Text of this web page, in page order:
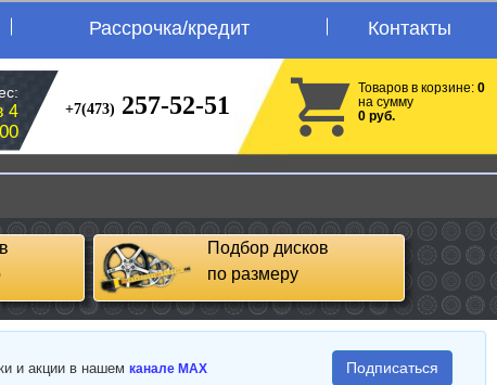
Рассрочка/кредит Контакты
4 +7(473) 257-52-51
Товаров в корзине: 0
на сумму
0 руб.
Подбор дисков
по размеру
и акции в нашем канале MAX Подписаться